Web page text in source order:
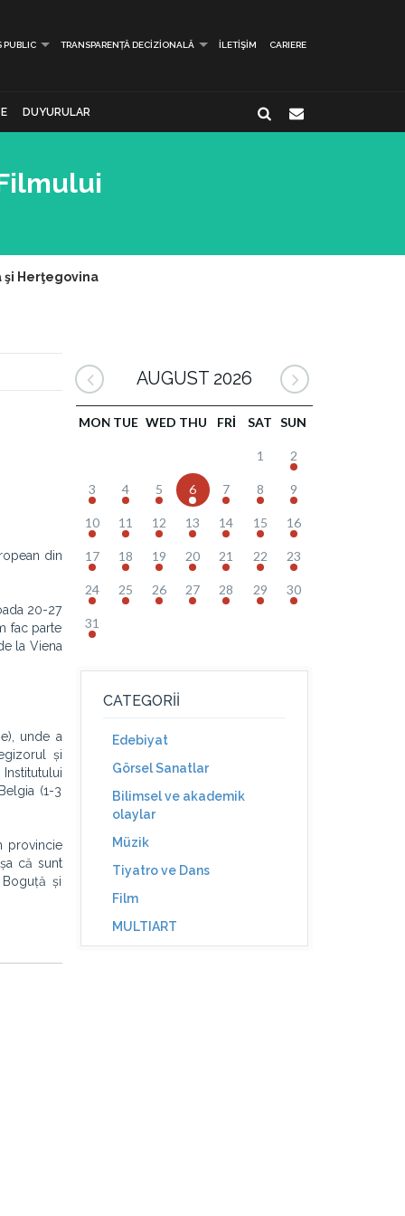
PUBLIC TRANSPARENȚĂ DECIZIONALĂ İLETIŞIM CARIERE
DUYURULAR
şi Herţegovina
din
20-27
fac parte
la Viena
unde a
și
(1-3
provincie
că sunt
și
AUGUST 2026
MON TUE WED THU FRI SAT SUN
1 2
3 4 5 6 7 8 9
10 11 12 13 14 15 16
17 18 19 20 21 22 23
24 25 26 27 28 29 30
31
CATEGORII
Edebiyat
Görsel Sanatlar
Bilimsel ve akademik
olaylar
Müzik
Tiyatro ve Dans
Film
MULTIART